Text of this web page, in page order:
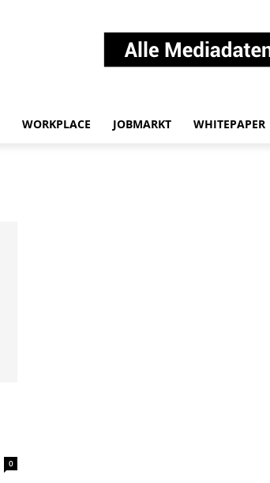
WORKPLACE JOBMARKT WHITEPAPER
0